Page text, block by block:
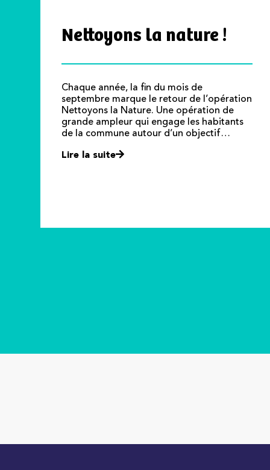
Nettoyons la nature !
Chaque année, la fin du mois de
septembre marque le retour de l’opération
Nettoyons la Nature. Une opération de
grande ampleur qui engage les habitants
de la commune autour d’un objectif…
Lire la suite